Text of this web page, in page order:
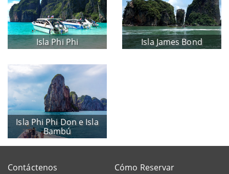
Isla Phi Phi Isla James Bond
Isla Phi Phi Don e Isla
Bambú
Contáctenos Cómo Reservar